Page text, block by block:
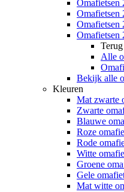
Omafietsen
Omafietsen
Omafietsen
Omafietsen
Terug
Alle
Bekijk alle
Kleuren
Mat zwarte
Zwarte
Blauwe
Roze
Rode
Witte
Groene
Gele
Mat witte